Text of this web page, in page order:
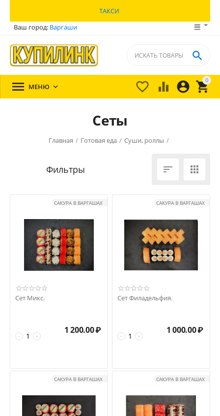
ТАКСИ
Ваш город: Варгаши
0


 

 МЕНЮ 
Сеты
Главная / Готовая еда / Суши, роллы /
 
САКУРА В ВАРГАШАХ
Сет Микс.
+
−
1 200.00₽
САКУРА В ВАРГАШАХ
Сет Филадельфия.
+
−
1 000.00₽
САКУРА В ВАРГАШАХ САКУРА В ВАРГАШАХ